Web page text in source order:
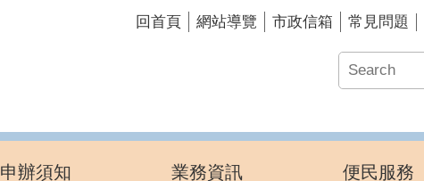
回首頁 網站導覽 市政信箱 常見問題
申辦須知 業務資訊 便民服務